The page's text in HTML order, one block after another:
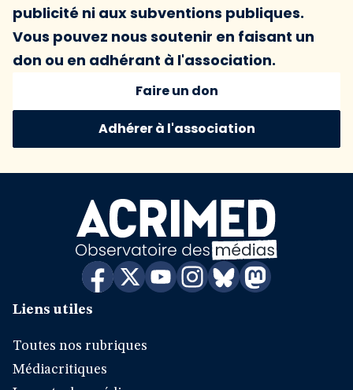
publicité ni aux subventions publiques.
Vous pouvez nous soutenir en faisant un
don ou en adhérant à l'association.
Faire un don
Adhérer à l'association
Liens utiles
Toutes nos rubriques
Médiacritiques